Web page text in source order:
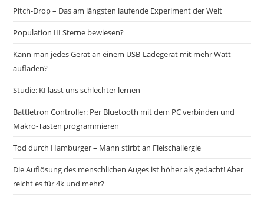
Pitch-Drop – Das am längsten laufende Experiment der Welt
Population III Sterne bewiesen?
Kann man jedes Gerät an einem USB-Ladegerät mit mehr Watt
aufladen?
Studie: KI lässt uns schlechter lernen
Battletron Controller: Per Bluetooth mit dem PC verbinden und
Makro-Tasten programmieren
Tod durch Hamburger – Mann stirbt an Fleischallergie
Die Auflösung des menschlichen Auges ist höher als gedacht! Aber
reicht es für 4k und mehr?